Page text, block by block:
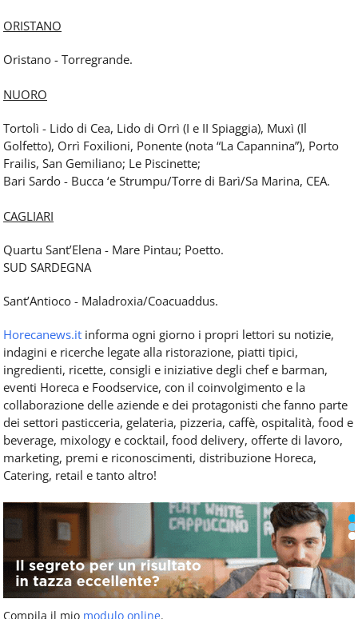
ORISTANO
Oristano - Torregrande.
NUORO
Tortolì - Lido di Cea, Lido di Orrì (I e II Spiaggia), Muxì (Il
Golfetto), Orrì Foxilioni, Ponente (nota “La Capannina”), Porto
Frailis, San Gemiliano; Le Piscinette;
Bari Sardo - Bucca ‘e Strumpu/Torre di Barì/Sa Marina, CEA.
CAGLIARI
Quartu Sant’Elena - Mare Pintau; Poetto.
SUD SARDEGNA
Sant’Antioco - Maladroxia/Coacuaddus.
Horecanews.it informa ogni giorno i propri lettori su notizie,
indagini e ricerche legate alla ristorazione, piatti tipici,
ingredienti, ricette, consigli e iniziative degli chef e barman,
eventi Horeca e Foodservice, con il coinvolgimento e la
collaborazione delle aziende e dei protagonisti che fanno parte
dei settori pasticceria, gelateria, pizzeria, caffè, ospitalità, food e
beverage, mixology e cocktail, food delivery, offerte di lavoro,
marketing, premi e riconoscimenti, distribuzione Horeca,
Catering, retail e tanto altro!
Compila il mio modulo online.